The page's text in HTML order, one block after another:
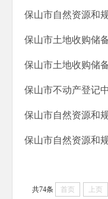
共74条 首页 上页